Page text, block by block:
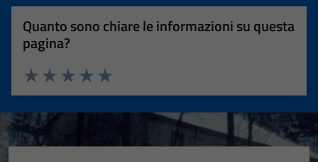
Quanto sono chiare le informazioni su questa
pagina?
Valuta 5 stelle su 5
Valuta 4 stelle su 5
Valuta 3 stelle su 5
Valuta 2 stelle su 5
Valuta 1 stelle su 5